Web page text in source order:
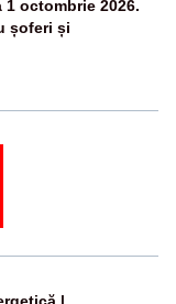
octombrie 2026.
șoferi și
|